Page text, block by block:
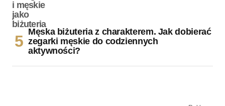
Męska biżuteria z charakterem. Jak dobierać
zegarki męskie do codziennych
aktywności?